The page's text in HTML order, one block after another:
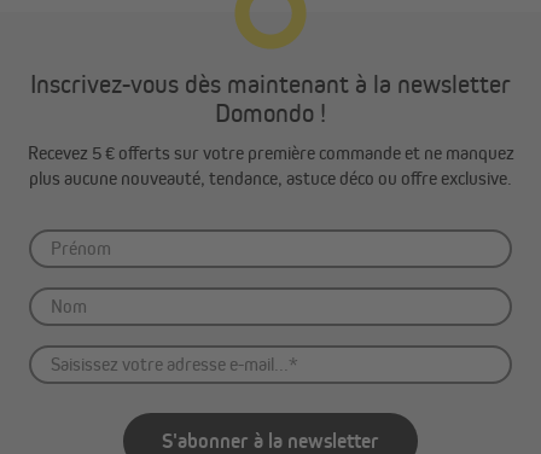
Inscrivez-vous dès maintenant à la newsletter
Domondo !
Recevez 5 € offerts sur votre première commande et ne manquez
plus aucune nouveauté, tendance, astuce déco ou offre exclusive.
S'abonner à la newsletter